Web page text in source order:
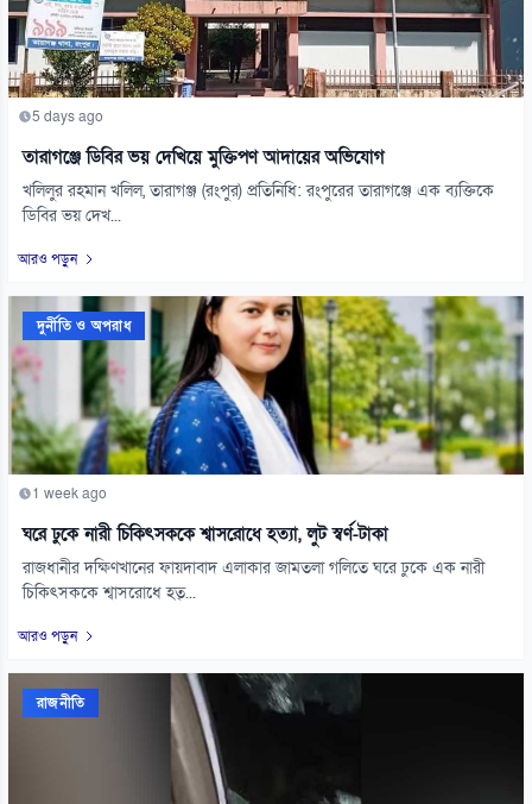
5 days ago
তারাগঞ্জে ডিবির ভয় দেখিয়ে মুক্তিপণ আদায়ের অভিযোগ
খলিলুর রহমান খলিল, তারাগঞ্জ (রংপুর) প্রতিনিধি: রংপুরের তারাগঞ্জে এক ব্যক্তিকে
ডিবির ভয় দেখ...
আরও পড়ুন
দুর্নীতি ও অপরাধ
1 week ago
ঘরে ঢুকে নারী চিকিৎসককে শ্বাসরোধে হত্যা, লুট স্বর্ণ-টাকা
রাজধানীর দক্ষিণখানের ফায়দাবাদ এলাকার জামতলা গলিতে ঘরে ঢুকে এক নারী
চিকিৎসককে শ্বাসরোধে হত্...
আরও পড়ুন
রাজনীতি